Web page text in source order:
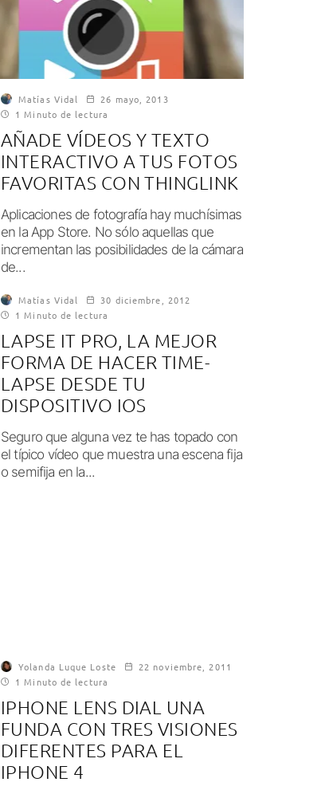
Matías Vidal
26 mayo, 2013
1 Minuto de lectura
AÑADE VÍDEOS Y TEXTO
INTERACTIVO A TUS FOTOS
FAVORITAS CON THINGLINK
Aplicaciones de fotografía hay muchísimas
en la App Store. No sólo aquellas que
incrementan las posibilidades de la cámara
de...
Matías Vidal
30 diciembre, 2012
1 Minuto de lectura
LAPSE IT PRO, LA MEJOR
FORMA DE HACER TIME-
LAPSE DESDE TU
DISPOSITIVO IOS
Seguro que alguna vez te has topado con
el típico vídeo que muestra una escena fija
o semifija en la...
Yolanda Luque Loste
22 noviembre, 2011
1 Minuto de lectura
IPHONE LENS DIAL UNA
FUNDA CON TRES VISIONES
DIFERENTES PARA EL
IPHONE 4